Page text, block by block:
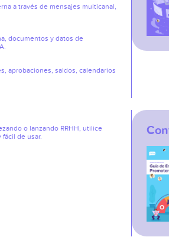
a través de mensajes multicanal,
documentos y datos de
aprobaciones, saldos, calendarios
o lanzando RRHH, utilice
de usar.